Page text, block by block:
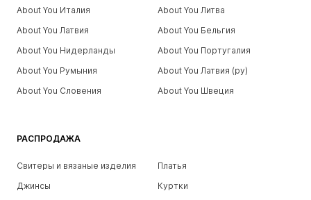
РАСПРОДАЖА
Свитеры и вязаные изделия
Платья
Джинсы
Куртки
About You Италия
About You Литва
About You Латвия
About You Бельгия
About You Нидерланды
About You Португалия
About You Румыния
About You Латвия (ру)
About You Словения
About You Швеция